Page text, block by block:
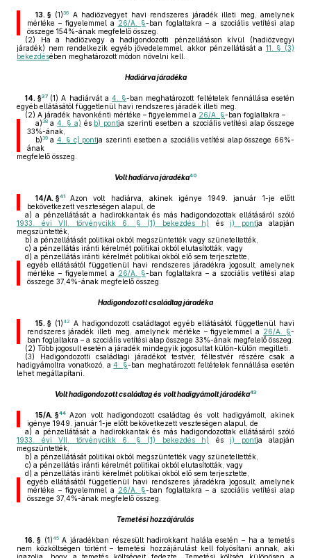
13. §(1)36
A hadiözvegyet havi rendszeres járadék illeti meg, amelynek
mértéke – figyelemmel a 26/A. §-ban foglaltakra – a szociális vetítési alap
összege 154%-ának megfelelő összeg.
(2) Ha a hadiözvegy a hadigondozotti pénzellátáson kívül (hadiözvegyi
járadék) nem rendelkezik egyéb jövedelemmel, akkor pénzellátását a 11. § (3)
bekezdésében meghatározott módon növelni kell.
Hadiárva járadéka
14. §37 (1) A hadiárvát a4. §-ban meghatározott feltételek fennállása esetén
egyéb ellátásától függetlenül havi rendszeres járadék illeti meg.
(2) A járadék havonkénti mértéke – figyelemmel a 26/A. §-ban foglaltakra –
a)38a4. § a) és b) pontja szerinti esetben a szociális vetítési alap összege
33%-ának,
b)39a 4. § c) pontja szerinti esetben a szociális vetítési alap összege 66%-
ának
megfelelő összeg.
Volt hadiárva járadéka40
14/A. §41
Azon volt hadiárva, akinek igénye 1949. január 1-je előtt
bekövetkezett veszteségen alapul, de
a) a pénzellátását a hadirokkantak és más hadigondozottak ellátásáról szóló
1933. évi VII. törvénycikk 6. § (1) bekezdés h) és i) pontja alapján
megszüntették,
b) a pénzellátását politikai okból megszüntették vagy szüneteltették,
c) a pénzellátás iránti kérelmét politikai okból elutasították, vagy
d) a pénzellátás iránti kérelmét politikai okból elő sem terjesztette,
egyéb ellátásától függetlenül havi rendszeres járadékra jogosult, amelynek
mértéke – figyelemmel a 26/A. §-ban foglaltakra – a szociális vetítési alap
összege 37,4%-ának megfelelő összeg.
Hadigondozott családtag járadéka
15. §(1)42
A hadigondozott családtagot egyéb ellátásától függetlenül havi
rendszeres járadék illeti meg, amelynek mértéke – figyelemmel a 26/A. §-
ban foglaltakra – a szociális vetítési alap összege 33%-ának megfelelő összeg.
(2) Több jogosult esetén a járadék mindegyik jogosultat külön-külön megilleti.
(3) Hadigondozotti családtagi járadékot testvér, féltestvér részére csak a
hadigyámoltra vonatkozó, a4. §-ban meghatározott feltételek fennállása esetén
lehet megállapítani.
Volt hadigondozott családtag és volt hadigyámolt járadéka43
15/A. §44
Azon volt hadigondozott családtag és volt hadigyámolt, akinek
igénye 1949. január 1-je előtt bekövetkezett veszteségen alapul, de
a) a pénzellátását a hadirokkantak és más hadigondozottak ellátásáról szóló
1933. évi VII. törvénycikk 6. § (1) bekezdés h) és i) pontja alapján
megszüntették,
b) a pénzellátását politikai okból megszüntették vagy szüneteltették,
c) a pénzellátás iránti kérelmét politikai okból elutasították, vagy
d) a pénzellátás iránti kérelmét politikai okból elő sem terjesztette,
egyéb ellátásától függetlenül havi rendszeres járadékra jogosult, amelynek
mértéke – figyelemmel a 26/A. §-ban foglaltakra – a szociális vetítési alap
összege 37,4%-ának megfelelő összeg.
Temetési hozzájárulás
16. § (1)45A járadékban részesült hadirokkant halála esetén – ha a temetés
nem közköltségen történt – temetési hozzájárulást kell folyósítani annak, aki